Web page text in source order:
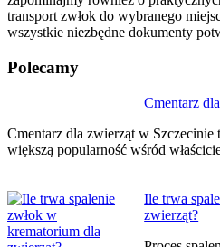
transport zwłok do wybranego
wszystkie niezbędne dokumenty
Polecamy
Cmentarz
Cmentarz dla zwierząt w Szczecinie
większą popularność wśród
Ile trwa
zwierząt?
wpisu